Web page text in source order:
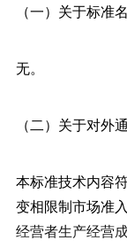
（一）关于标准
无。
（二）关于对外通
本标准技术内容
变相限制市场准
经营者生产经营